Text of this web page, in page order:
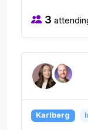
3
Karlberg